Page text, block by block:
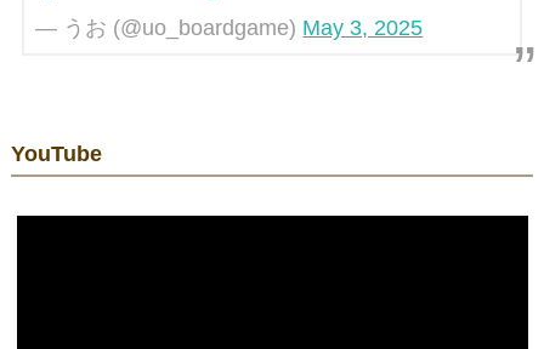
— うお (@uo_boardgame) May 3, 2025
YouTube